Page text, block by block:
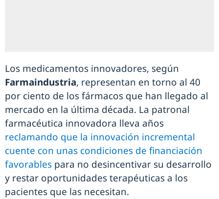
Los medicamentos innovadores, según
Farmaindustria, representan en torno al 40
por ciento de los fármacos que han llegado al
mercado en la última década. La patronal
farmacéutica innovadora lleva años
reclamando que la innovación incremental
cuente con unas condiciones de financiación
favorables para no desincentivar su desarrollo
y restar oportunidades terapéuticas a los
pacientes que las necesitan.